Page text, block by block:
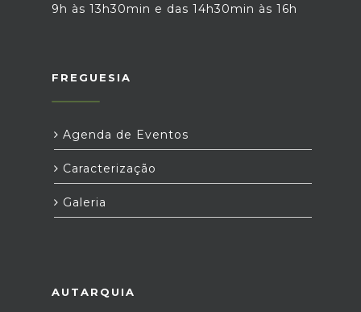
9h às 13h30min e das 14h30min às 16h
FREGUESIA
Agenda de Eventos
Caracterização
Galeria
AUTARQUIA